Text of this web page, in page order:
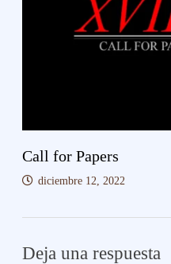
Call for Papers
diciembre 12, 2022
Deja una respuesta